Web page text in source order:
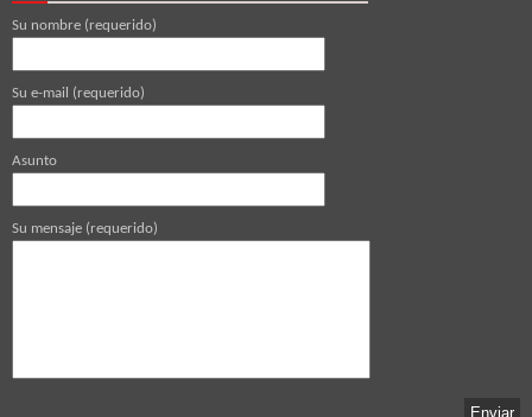
Su nombre (requerido)
Su e-mail (requerido)
Asunto
Su mensaje (requerido)